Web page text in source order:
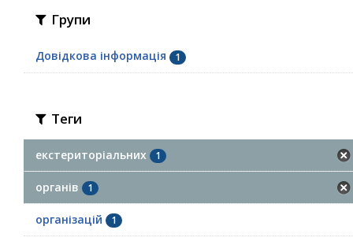
Групи
Довідкова інформація 1
Теги
екстериторіальних 1
органів 1
організацій 1